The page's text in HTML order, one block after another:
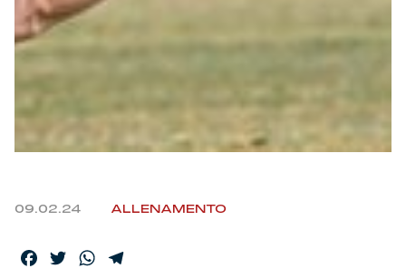
Gift Card Online Store
09.02.24 ALLENAMENTO
Facebook
TwitterWhatsApp